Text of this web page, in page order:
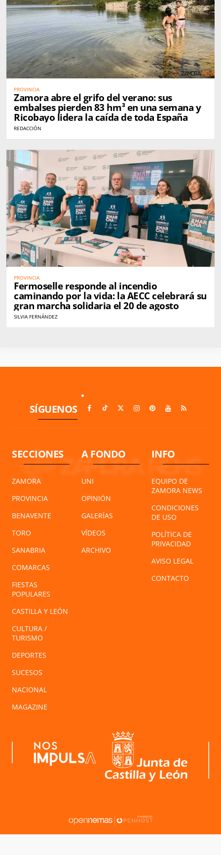
PROVINCIA
Zamora abre el grifo del verano: sus
embalses pierden 83 hm³ en una semana y
Ricobayo lidera la caída de toda España
REDACCIÓN
PROVINCIA
Fermoselle responde al incendio
caminando por la vida: la AECC celebrará su
gran marcha solidaria el 20 de agosto
SILVIA FERNÁNDEZ
SÍGUENOS
SECCIONES
ZAMORA
PROVINCIA
BENAVENTE
TORO
SANABRIA
COMARCAS
FIESTAS
POPULARES
CASTILLA Y LEÓN
CULTURA /
TURISMO
DEPORTES
SUCESOS
NACIONAL
MAGAZINE
A FONDO
UNI
OPINIÓN
GALERÍAS
VÍDEOS
ARCHIVO
INFO
EQUIPO DE
ZAMORA NEWS
CONDICIONES
DE USO
POLÍTICA DE
PRIVACIDAD
AVISO LEGAL
CONTACTO